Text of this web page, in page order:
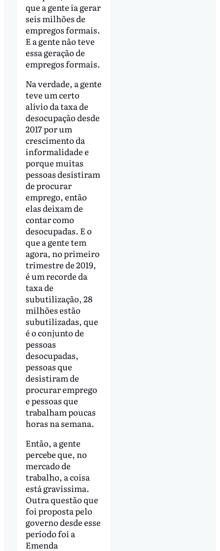
que a gente ia gerar
seis milhões de
empregos formais.
E a gente não teve
essa geração de
empregos formais.
Na verdade, a gente
teve um certo
alívio da taxa de
desocupação desde
2017 por um
crescimento da
informalidade e
porque muitas
pessoas desistiram
de procurar
emprego, então
elas deixam de
contar como
desocupadas. E o
que a gente tem
agora, no primeiro
trimestre de 2019,
é um recorde da
taxa de
subutilização, 28
milhões estão
subutilizadas, que
é o conjunto de
pessoas
desocupadas,
pessoas que
desistiram de
procurar emprego
e pessoas que
trabalham poucas
horas na semana.
Então, a gente
percebe que, no
mercado de
trabalho, a coisa
está gravíssima.
Outra questão que
foi proposta pelo
governo desde esse
período foi a
Emenda